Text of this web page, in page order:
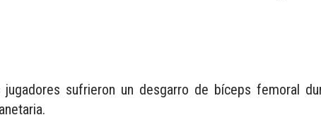
jugadores sufrieron un desgarro de bíceps femoral